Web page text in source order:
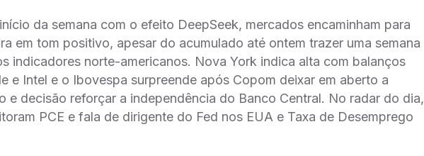
da semana com o efeito DeepSeek, mercados encaminham para
em tom positivo, apesar do acumulado até ontem trazer uma semana
indicadores norte-americanos. Nova York indica alta com balanços
e Intel e o Ibovespa surpreende após Copom deixar em aberto a
e decisão reforçar a independência do Banco Central. No radar do dia,
PCE e fala de dirigente do Fed nos EUA e Taxa de Desemprego